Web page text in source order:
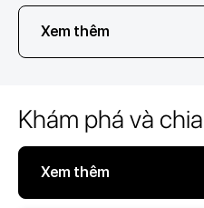
Xem thêm
Khám phá và
Xem thêm